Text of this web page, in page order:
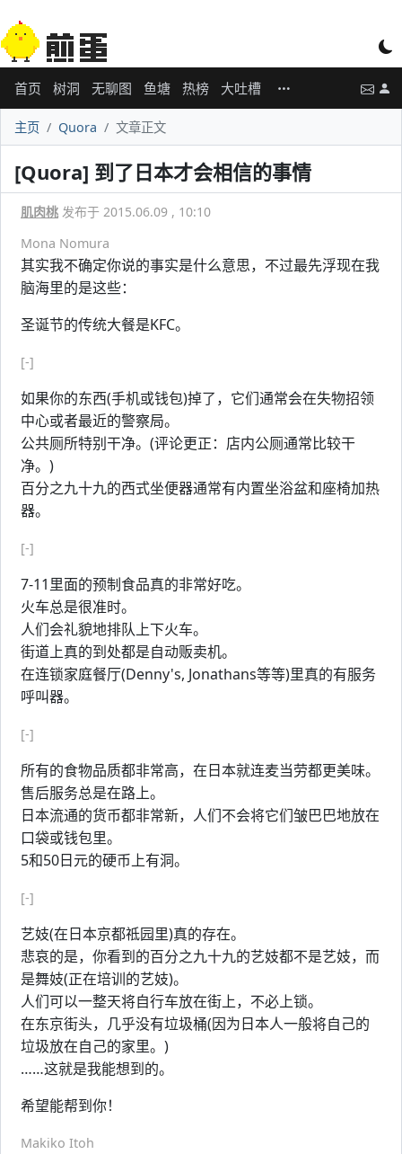
首页 树洞 无聊图 鱼塘 热榜 大吐槽
主页 Quora 文章正文
[Quora] 到了日本才会相信的事情
肌肉桃 发布于 2015.06.09 , 10:10
Mona Nomura
其实我不确定你说的事实是什么意思，不过最先浮现在我
脑海里的是这些：
圣诞节的传统大餐是KFC。
[-]
如果你的东西(手机或钱包)掉了，它们通常会在失物招领
中心或者最近的警察局。
公共厕所特别干净。(评论更正：店内公厕通常比较干
净。)
百分之九十九的西式坐便器通常有内置坐浴盆和座椅加热
器。
[-]
7-11里面的预制食品真的非常好吃。
火车总是很准时。
人们会礼貌地排队上下火车。
街道上真的到处都是自动贩卖机。
在连锁家庭餐厅(Denny's, Jonathans等等)里真的有服务
呼叫器。
[-]
所有的食物品质都非常高，在日本就连麦当劳都更美味。
售后服务总是在路上。
日本流通的货币都非常新，人们不会将它们皱巴巴地放在
口袋或钱包里。
5和50日元的硬币上有洞。
[-]
艺妓(在日本京都祗园里)真的存在。
悲哀的是，你看到的百分之九十九的艺妓都不是艺妓，而
是舞妓(正在培训的艺妓)。
人们可以一整天将自行车放在街上，不必上锁。
在东京街头，几乎没有垃圾桶(因为日本人一般将自己的
垃圾放在自己的家里。)
……这就是我能想到的。
希望能帮到你！
Makiko Itoh